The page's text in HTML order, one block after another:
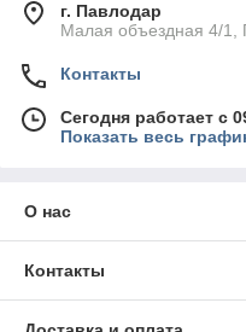
г. Павлодар
Малая объездная 4/1,
Контакты
Сегодня работает с
Показать весь
О нас
Контакты